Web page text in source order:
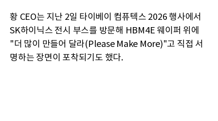
황 CEO는 지난 2일 타이베이 컴퓨텍스 2026 행사에서
SK하이닉스 전시 부스를 방문해 HBM4E 웨이퍼 위에
"더 많이 만들어 달라(Please Make More)"고 직접 서
명하는 장면이 포착되기도 했다.